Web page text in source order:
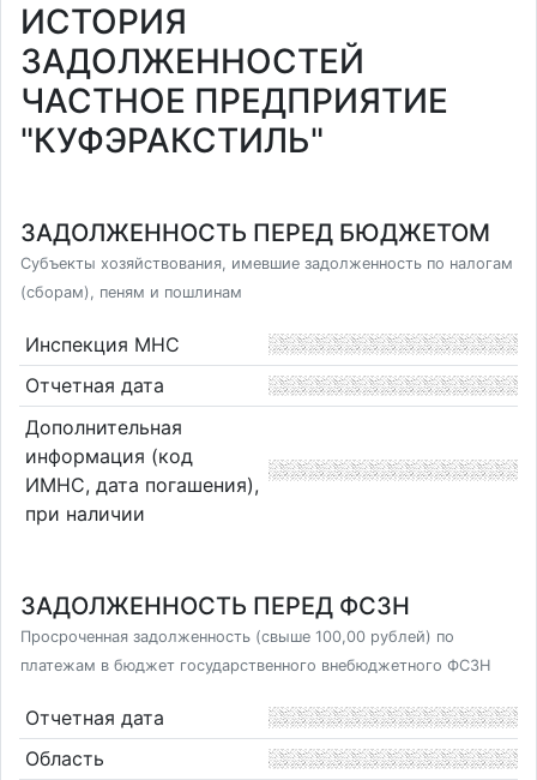
ИСТОРИЯ
ЗАДОЛЖЕННОСТЕЙ
ЧАСТНОЕ ПРЕДПРИЯТИЕ
"КУФЭРАКСТИЛЬ"
ЗАДОЛЖЕННОСТЬ ПЕРЕД БЮДЖЕТОМ
Субъекты хозяйствования, имевшие задолженность по налогам
(сборам), пеням и пошлинам
Инспекция МНС
Отчетная дата
Дополнительная
информация (код
ИМНС, дата погашения),
при наличии
ЗАДОЛЖЕННОСТЬ ПЕРЕД ФСЗН
Просроченная задолженность (свыше 100,00 рублей) по
платежам в бюджет государственного внебюджетного ФСЗН
Отчетная дата
Область